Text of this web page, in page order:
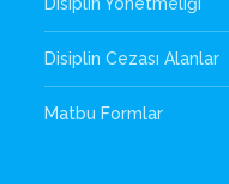
Disiplin Yönetmeliği
Disiplin Cezası Alanlar
Matbu Formlar